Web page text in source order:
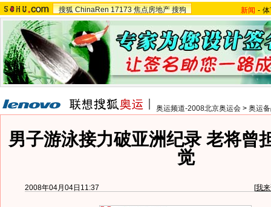
搜狐 ChinaRen 17173 焦点房地产 搜狗 新闻 -
奥运频道-2008北京奥运会 > 奥运
男子游泳接力破亚洲纪录 老将曾
觉
2008年04月04日11:37 [我